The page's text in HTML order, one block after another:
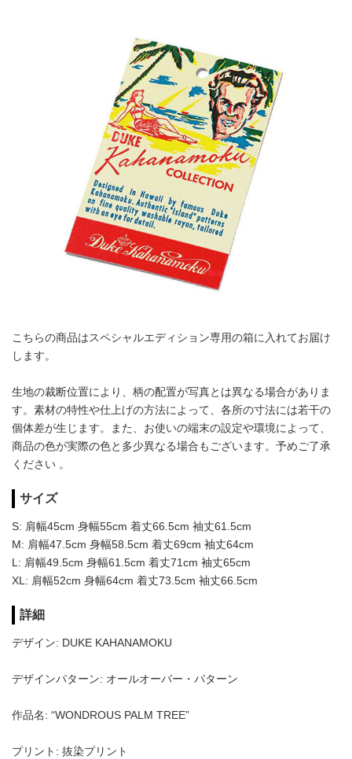
こちらの商品はスペシャルエディション専用の箱に入れてお届け
します。
生地の裁断位置により、柄の配置が写真とは異なる場合がありま
す。素材の特性や仕上げの方法によって、各所の寸法には若干の
個体差が生じます。また、お使いの端末の設定や環境によって、
商品の色が実際の色と多少異なる場合もございます。予めご了承
ください 。
サイズ
S: 肩幅45cm 身幅55cm 着丈66.5cm 袖丈61.5cm
M: 肩幅47.5cm 身幅58.5cm 着丈69cm 袖丈64cm
L: 肩幅49.5cm 身幅61.5cm 着丈71cm 袖丈65cm
XL: 肩幅52cm 身幅64cm 着丈73.5cm 袖丈66.5cm
詳細
デザイン: DUKE KAHANAMOKU
デザインパターン: オールオーバー・パターン
作品名: “WONDROUS PALM TREE”
プリント: 抜染プリント